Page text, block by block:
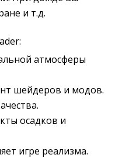
и т.д.
атмосферы
шейдеров и модов.
осадков и
игре реализма.